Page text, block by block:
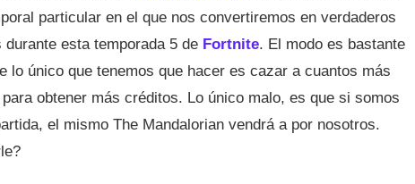
particular en el que nos convertiremos en verdaderos
esta temporada 5 de Fortnite. El modo es bastante
lo único que tenemos que hacer es cazar a cuantos más
obtener más créditos. Lo único malo, es que si somos
el mismo The Mandalorian vendrá a por nosotros.